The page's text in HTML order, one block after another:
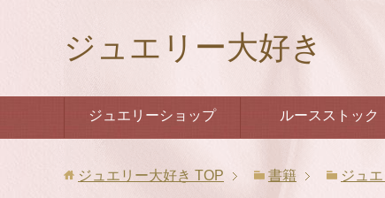
ジュエリー大好き
ジュエリーショップ ルースストック
ジュエリー大好き TOP 書籍 ジュ